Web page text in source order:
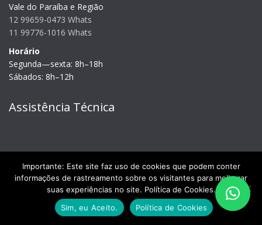
Vale do Paraíba e Região
12 99659-0473 Whats
11 99776-1016 Whats
Horário
Segunda—sexta: 8h–18h
Sábados: 8h–12h
Assistência Técnica
Importante: Este site faz uso de cookies que podem conter
informações de rastreamento sobre os visitantes para melhorar
suas experiências no site. Política de Cookies.
Sim, eu Aceito.
Política de Cookies